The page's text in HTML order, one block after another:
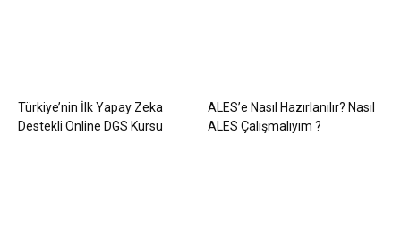
Türkiye’nin İlk Yapay Zeka
Destekli Online DGS Kursu
ALES’e Nasıl Hazırlanılır? Nasıl
ALES Çalışmalıyım ?